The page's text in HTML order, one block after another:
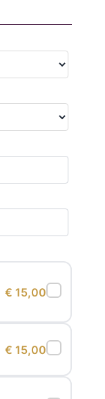
€ 15,00
€ 15,00